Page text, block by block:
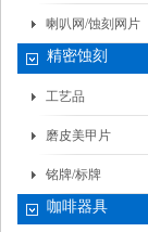
喇叭网/蚀刻网片
精密蚀刻
工艺品
磨皮美甲片
铭牌/标牌
咖啡器具